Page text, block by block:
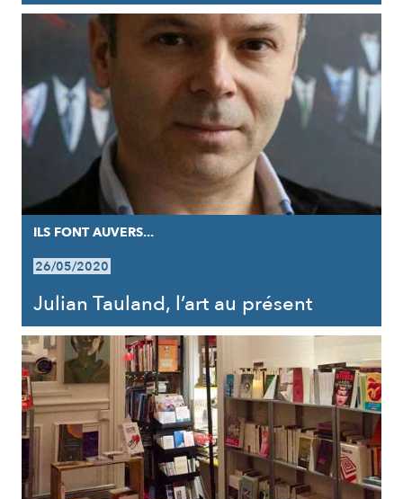
ILS FONT AUVERS...
26/05/2020
Julian Tauland, l’art au présent